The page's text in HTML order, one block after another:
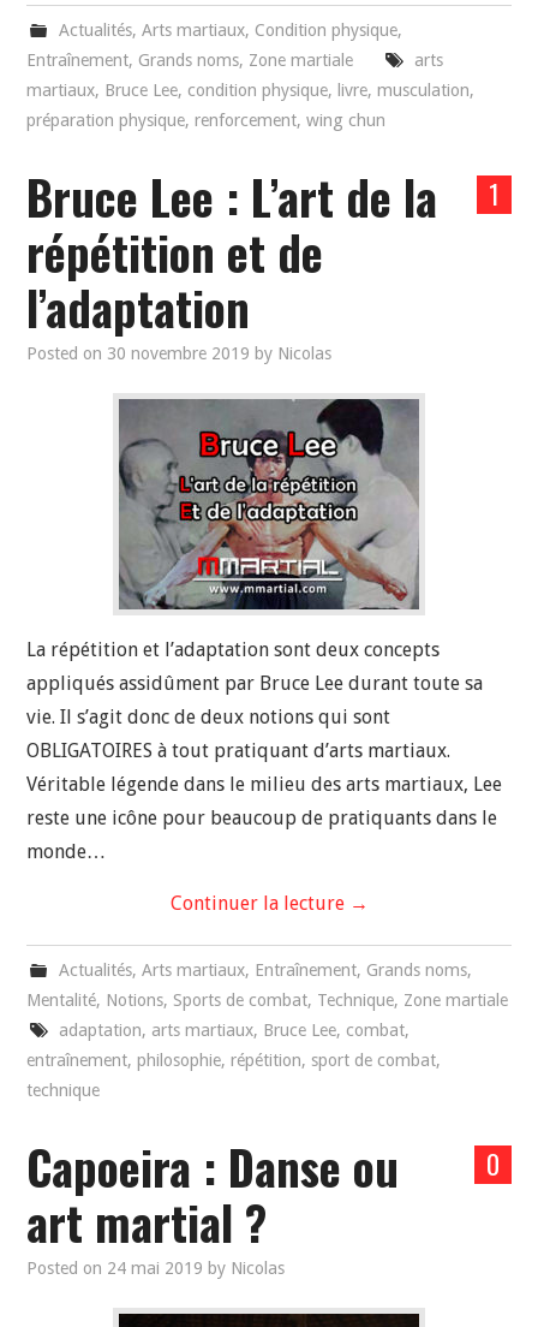
Actualités, Arts martiaux, Condition physique,
Entraînement, Grands noms, Zone martiale
arts
martiaux, Bruce Lee, condition physique, livre,musculation,
préparation physique,renforcement,wing chun
1
Bruce Lee : L’art de la
répétition et de
l’adaptation
Posted on 30 novembre 2019 by Nicolas
La répétition et l’adaptation sont deux concepts
appliqués assidûment par Bruce Lee durant toute sa
vie. Il s’agit donc de deux notions qui sont
OBLIGATOIRES à tout pratiquant d’arts martiaux.
Véritable légende dans le milieu des arts martiaux, Lee
reste une icône pour beaucoup de pratiquants dans le
monde…
Continuer la lecture →
Actualités, Arts martiaux, Entraînement, Grands noms,
Mentalité, Notions, Sports de combat, Technique, Zone martiale
adaptation, arts martiaux, Bruce Lee, combat,
entraînement,philosophie,répétition, sport de combat,
technique
0
Capoeira : Danse ou
art martial ?
Posted on 24 mai 2019 by Nicolas